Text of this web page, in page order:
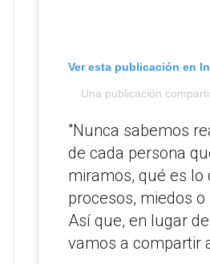
Ver esta publicación en
Una publicación
"Nunca sabemos
de cada persona
miramos, qué es lo
procesos, miedos
Así que, en lugar
vamos a compartir